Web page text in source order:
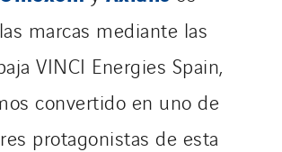
marcas mediante las
VINCI Energies Spain,
convertido en uno de
protagonistas de esta